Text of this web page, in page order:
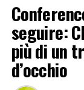
seguire:
più di un
d’occhio